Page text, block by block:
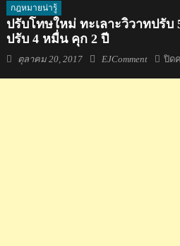
กฎหมายน่ารู้
ปรับโทษใหม่ ทะเลาะวิวาทปรับ
ปรับ 4 หมื่น คุก 2 ปี
Posted
ตุลาคม 20, 2017 Author
EJComment ปิด